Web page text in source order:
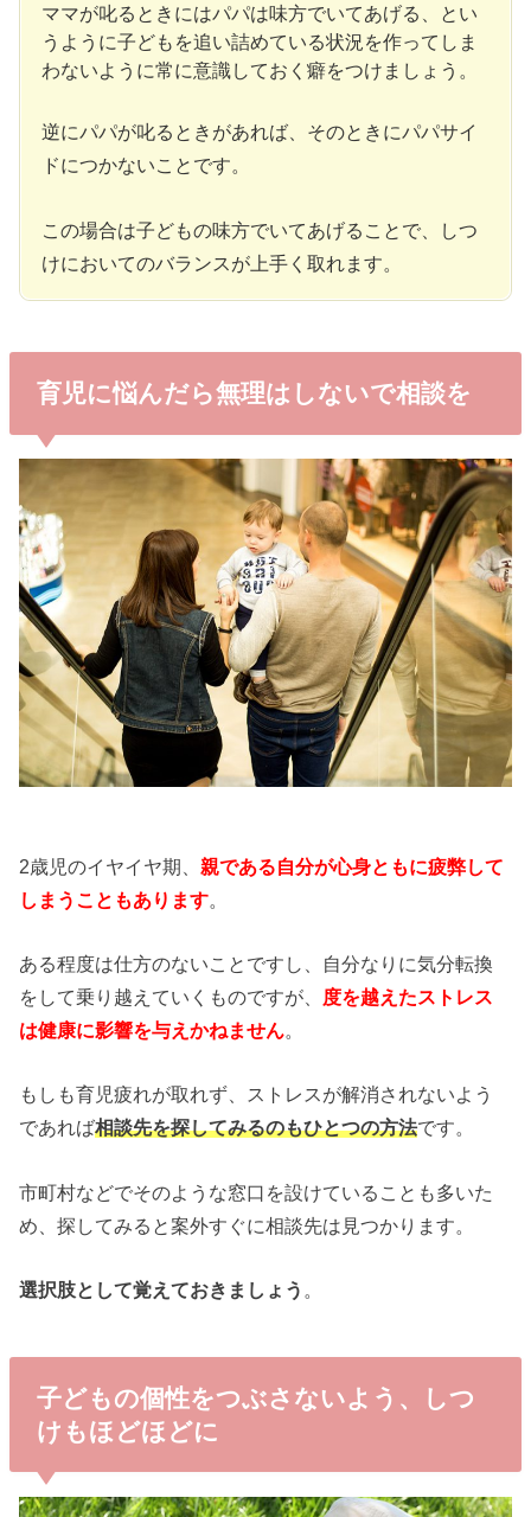
ママが叱るときにはパパは味方でいてあげる、とい
うように子どもを追い詰めている状況を作ってしま
わないように常に意識しておく癖をつけましょう。
逆にパパが叱るときがあれば、そのときにパパサイ
ドにつかないことです。
この場合は子どもの味方でいてあげることで、しつ
けにおいてのバランスが上手く取れます。
育児に悩んだら無理はしないで相談を
2歳児のイヤイヤ期、親である自分が心身ともに疲弊して
しまうこともあります
ある程度は仕方のないことですし、自分なりに気分転換
をして乗り越えていくものですが、 度を越えたストレス
は健康に影響を与えかねません。
もしも育児疲れが取れず、ストレスが解消されないよう
であれば相談先を探してみるのもひとつの方法です。
市町村などでそのような窓口を設けていることも多いた
め、探してみると案外すぐに相談先は見つかります。
選択肢として覚えておきましょう 。
子どもの個性をつぶさないよう、しつ
けもほどほどに